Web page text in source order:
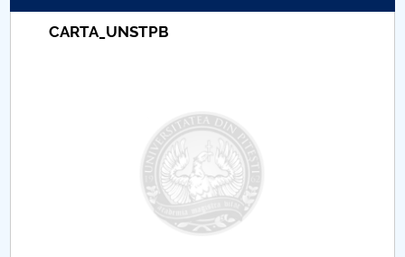
Comisie de etica unversitară
CARTA_UNSTPB